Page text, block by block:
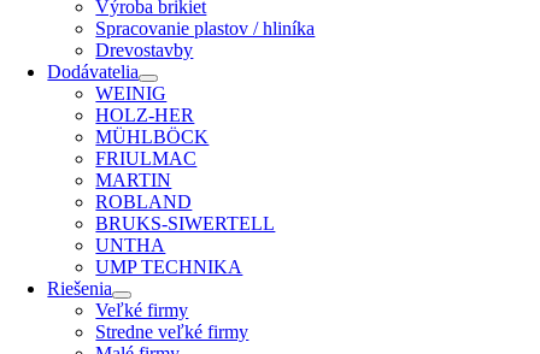
Výroba brikiet
Spracovanie plastov / hliníka
Drevostavby
Dodávatelia
WEINIG
HOLZ-HER
MÜHLBÖCK
FRIULMAC
MARTIN
ROBLAND
BRUKS-SIWERTELL
UNTHA
UMP TECHNIKA
Riešenia
Veľké firmy
Stredne veľké firmy